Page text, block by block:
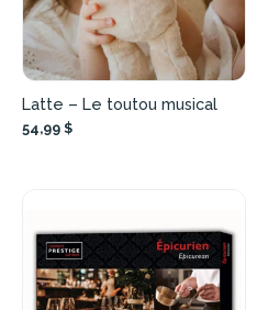
Latte – Le toutou musical
54,99 $